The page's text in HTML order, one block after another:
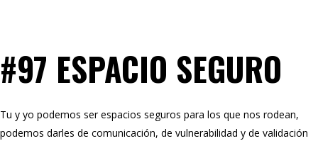
#97 ESPACIO SEGURO
Tu y yo podemos ser espacios seguros para los que nos rodean,
podemos darles de comunicación, de vulnerabilidad y de validación